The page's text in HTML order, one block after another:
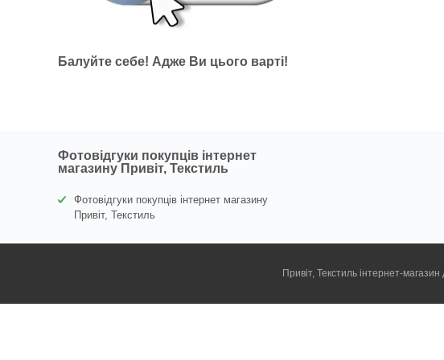
Балуйте себе! Адже Ви цього варті!
Фотовідгуки покупців інтернет
магазину Привіт, Текстиль
Фотовідгуки покупців інтернет магазину
Привіт, Текстиль